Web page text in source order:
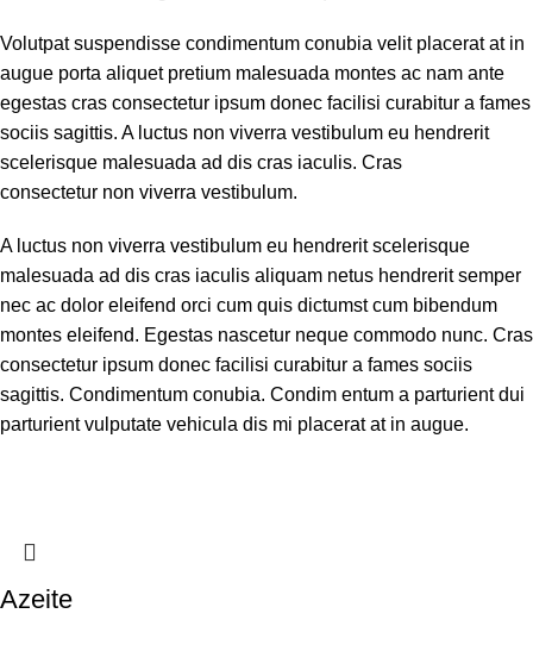
Volutpat suspendisse condimentum conubia velit placerat at in
augue porta aliquet pretium malesuada montes ac nam ante
egestas cras consectetur ipsum donec facilisi curabitur a fames
sociis sagittis. A luctus non viverra vestibulum eu hendrerit
scelerisque malesuada ad dis cras iaculis. Cras
consectetur non viverra vestibulum.
A luctus non viverra vestibulum eu hendrerit scelerisque
malesuada ad dis cras iaculis aliquam netus hendrerit semper
nec ac dolor eleifend orci cum quis dictumst cum bibendum
montes eleifend. Egestas nascetur neque commodo nunc. Cras
consectetur ipsum donec facilisi curabitur a fames sociis
sagittis. Condimentum conubia. Condim entum a parturient dui
parturient vulputate vehicula dis mi placerat at in augue.
Azeite